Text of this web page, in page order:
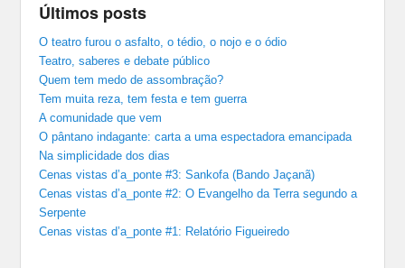
Últimos posts
O teatro furou o asfalto, o tédio, o nojo e o ódio
Teatro, saberes e debate público
Quem tem medo de assombração?
Tem muita reza, tem festa e tem guerra
A comunidade que vem
O pântano indagante: carta a uma espectadora emancipada
Na simplicidade dos dias
Cenas vistas d’a_ponte #3: Sankofa (Bando Jaçanã)
Cenas vistas d’a_ponte #2: O Evangelho da Terra segundo a
Serpente
Cenas vistas d’a_ponte #1: Relatório Figueiredo